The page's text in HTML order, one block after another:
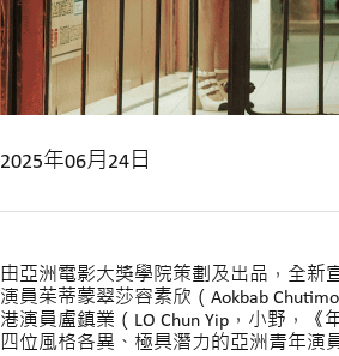
2025年06月24日
由亞洲電影大獎學院策劃及出品，全
演員茱蒂蒙翠莎容素欣（Aokbab
港演員盧鎮業（LO Chun Yip，小野，
四位風格各異、極具潛力的亞洲青年演